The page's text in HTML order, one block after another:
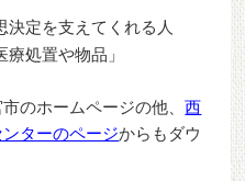
決定を支えてくれる人
処置や物品」
のホームページの他、西
ターのページからもダウ